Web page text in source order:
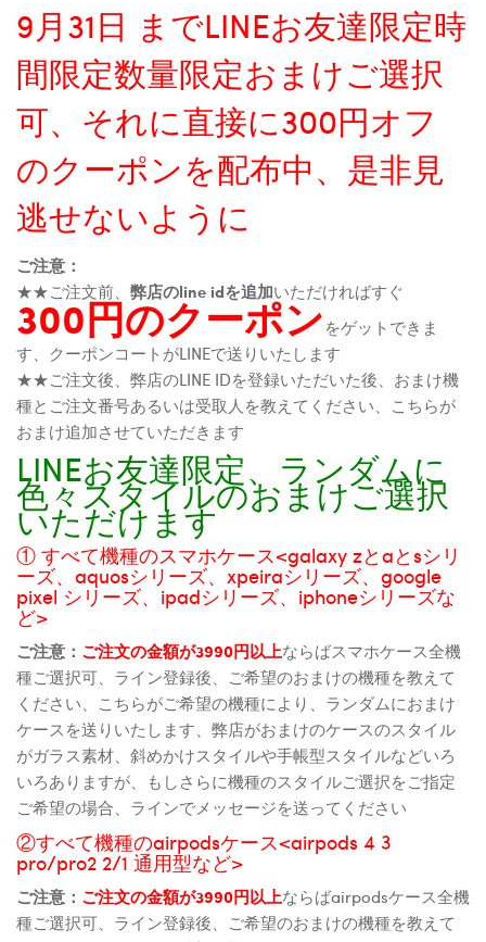
9月31日 までLINEお友達限定時
間限定数量限定おまけご選択
可、それに直接に300円オフ
のクーポンを配布中、是非見
逃せないように
ご注意：
★★ご注文前、 弊店のline idを追加いただければすぐ
300円のクーポンをゲットできま
す、クーポンコートがLINEで送りいたします
★★ご注文後、弊店のLINE IDを登録いただいた後、おまけ機
種とご注文番号あるいは受取人を教えてください、こちらが
おまけ追加させていただきます
LINEお友達限定、ランダムに
色々スタイルのおまけご選択
いただけます
① すべて機種のスマホケース<galaxy zとaとsシリ
ーズ、aquosシリーズ、xpeiraシリーズ、google
pixel シリーズ、ipadシリーズ、iphoneシリーズな
ど>
ご注意： ご注文の金額が3990円以上ならばスマホケース全機
種ご選択可、ライン登録後、ご希望のおまけの機種を教えて
ください、こちらがご希望の機種により、ランダムにおまけ
ケースを送りいたします、弊店がおまけのケースのスタイル
がガラス素材、斜めかけスタイルや手帳型スタイルなどいろ
いろありますが、もしさらに機種のスタイルご選択をご指定
ご希望の場合、ラインでメッセージを送ってください
②すべて機種のairpodsケース<airpods 4 3
pro/pro2 2/1 通用型など>
ご注意： ご注文の金額が3990円以上ならばairpodsケース全機
種ご選択可、ライン登録後、ご希望のおまけの機種を教えて